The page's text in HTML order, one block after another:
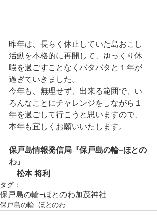
昨年は、長らく休止していた島おこし
活動を本格的に再開して、ゆっくり休
暇を過ごすことなくバタバタと１年が
過ぎていきました。
今年も、無理せず、出来る範囲で、い
ろんなことにチャレンジをしながら１
年を過ごして行こうと思いますので、
本年も宜しくお願いいたします。
保戸島情報発信局『保戸島の輪−ほとの
わ』
松本 将利
タグ：
保戸島の輪−ほとのわ加茂神社
保戸島の輪−ほとのわ